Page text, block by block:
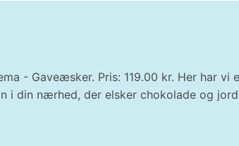
- Gaveæsker. Pris: 119.00 kr. Her har
din nærhed, der elsker chokolade og